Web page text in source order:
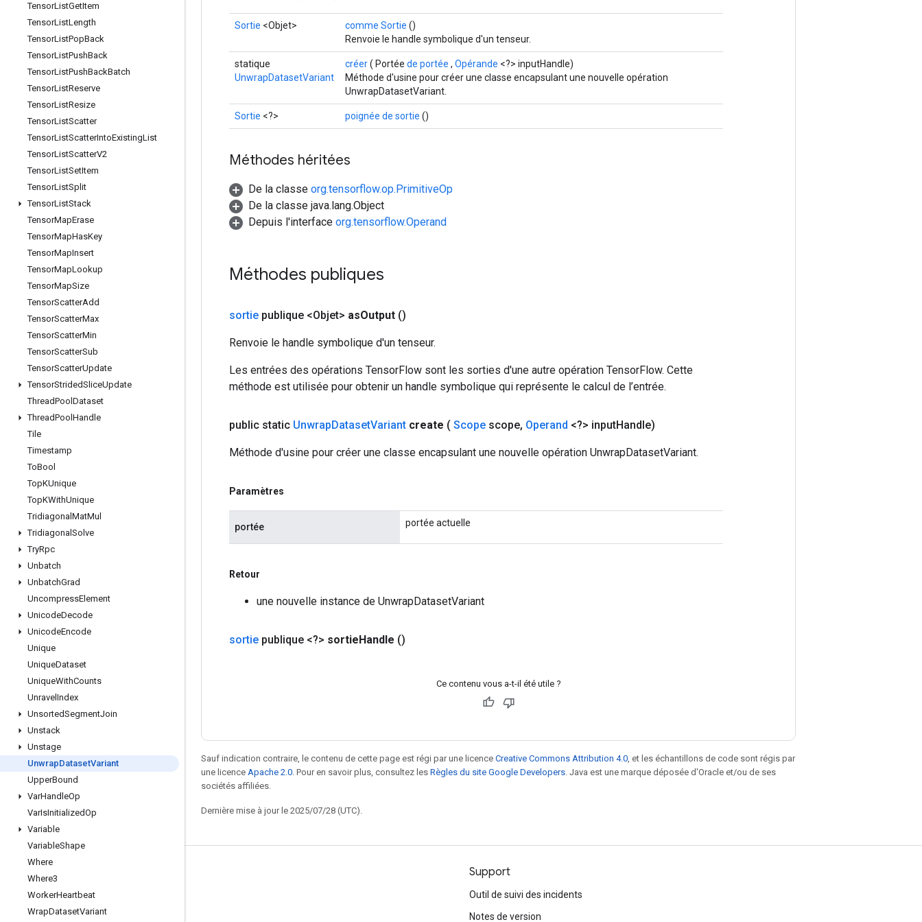
TensorListGetItem
TensorListLength
TensorListPopBack
TensorListPushBack
TensorListPushBackBatch
TensorListReserve
TensorListResize
TensorListScatter
TensorListScatterIntoExistingList
TensorListScatterV2
TensorListSetItem
TensorListSplit
TensorListStack
TensorMapErase
TensorMapHasKey
TensorMapInsert
TensorMapLookup
TensorMapSize
TensorScatterAdd
TensorScatterMax
TensorScatterMin
TensorScatterSub
TensorScatterUpdate
TensorStridedSliceUpdate
ThreadPool Dataset
ThreadPool Handle
Tile
Timestamp
ToBool
TopKUnique
TopKWithUnique
Tridiagonal MatMul
Tridiagonal Solve
TryRpc
Unbatch
UnbatchGrad
UncompressElement
UnicodeDecode
UnicodeEncode
Unique
UniqueDataset
UniqueWithCounts
Unravel Index
UnsortedSegmentJoin
Unstack
Unstage
UnwrapDatasetVariant
UpperBound
VarHandleOp
VarIsInitializedOp
Variable
VariableShape
Where
Where3
WorkerHeartbeat
WrapDatasetVariant
Sortie <Objet> comme Sortie ()
Renvoie le handle symbolique d'un tenseur.
statique
UnwrapDatasetVariant
créer( Portée de portée , Opérande <?> inputHandle)
Méthode d'usine pour créer une classe encapsulant une nouvelle opération
UnwrapDatasetVariant.
Sortie <?> poignée de sortie ()
Méthodes héritées
De la classe org.tensorflow.op.PrimitiveOp
De la classe java.lang.Object
Depuis l'interface org.tensorflow.Operand
Méthodes publiques
sortie publique <Objet> asOutput ()
Renvoie le handle symbolique d'un tenseur.
Les entrées des opérations TensorFlow sont les sorties d'une autre opération TensorFlow. Cette
méthode est utilisée pour obtenir un handle symbolique qui représente le calcul de l’entrée.
public static UnwrapDatasetVariant create ( Scope scope, Operand <?> inputHandle)
Méthode d'usine pour créer une classe encapsulant une nouvelle opération UnwrapDatasetVariant.
Paramètres
portée portée actuelle
Retour
une nouvelle instance de UnwrapDatasetVariant
sortie publique <?> sortieHandle ()
Ce contenu vous a-t-il été utile ?
Sauf indication contraire, le contenu de cette page est régi par une licence Creative Commons Attribution 4.0 , et les échantillons de code sont régis par
une licence Apache 2.0 . Pour en savoir plus, consultez les Règles du site Google Developers . Java est une marque déposée d'Oracle et/ou de ses
sociétés affiliées.
Dernière mise à jour le 2025/07/28 (UTC).
Rester connecté
Blog
Forum
Support
Outil de suivi des incidents
Notes de version